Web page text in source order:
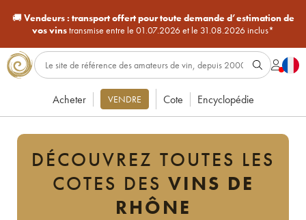
🚚Vendeurs : transport offert pour toute demande d’estimation de
vos vinstransmise entre le 01.07.2026 et le 31.08.2026 inclus*
Acheter VENDRE Cote Encyclopédie
DÉCOUVREZ TOUTES LES
COTES DES VINS DE
RHÔNE